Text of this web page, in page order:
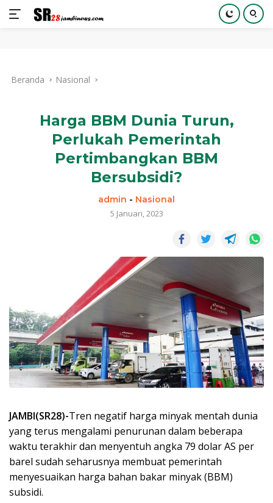
kontenBeranda Nasional
Harga BBM Dunia Turun,
Perlukah Pemerintah
Pertimbangkan BBM
Bersubsidi?
admin - Nasional
5 Januari, 2023
JAMBI(SR28)-Tren negatif harga minyak mentah dunia
yang terus mengalami penurunan dalam beberapa
waktu terakhir dan menyentuh angka 79 dolar AS per
barel sudah seharusnya membuat pemerintah
menyesuaikan harga bahan bakar minyak (BBM)
subsidi.